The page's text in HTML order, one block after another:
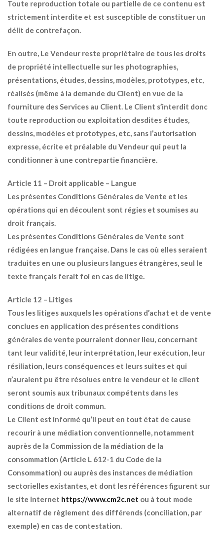
Toute reproduction totale ou partielle de ce contenu est
strictement interdite et est susceptible de constituer un
délit de contrefaçon.
En outre, Le Vendeur reste propriétaire de tous les droits
de propriété intellectuelle sur les photographies,
présentations, études, dessins, modèles, prototypes, etc,
réalisés (même à la demande du Client) en vue de la
fourniture des Services au Client. Le Client s’interdit donc
toute reproduction ou exploitation desdites études,
dessins, modèles et prototypes, etc, sans l’autorisation
expresse, écrite et préalable du Vendeur qui peut la
conditionner à une contrepartie financière.
Article 11 – Droit applicable – Langue
Les présentes Conditions Générales de Vente et les
opérations qui en découlent sont régies et soumises au
droit français.
Les présentes Conditions Générales de Vente sont
rédigées en langue française. Dans le cas où elles seraient
traduites en une ou plusieurs langues étrangères, seul le
texte français ferait foi en cas de litige.
Article 12 – Litiges
Tous les litiges auxquels les opérations d’achat et de vente
conclues en application des présentes conditions
générales de vente pourraient donner lieu, concernant
tant leur validité, leur interprétation, leur exécution, leur
résiliation, leurs conséquences et leurs suites et qui
n’auraient pu être résolues entre le vendeur et le client
seront soumis aux tribunaux compétents dans les
conditions de droit commun.
Le Client est informé qu’il peut en tout état de cause
recourir à une médiation conventionnelle, notamment
auprès de la Commission de la médiation de la
consommation (Article L 612-1 du Code de la
Consommation) ou auprès des instances de médiation
sectorielles existantes, et dont les références figurent sur
le site Internet https://www.cm2c.net ou à tout mode
alternatif de règlement des différends (conciliation, par
exemple) en cas de contestation.